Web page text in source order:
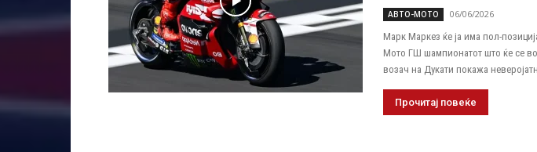
АВТО-МОТО
06/06/2026
Марк Маркез ќе ја има пол-
Мото ГШ шампионатот што ќе се
возач на Дукати покажа
Прочитај повеќе